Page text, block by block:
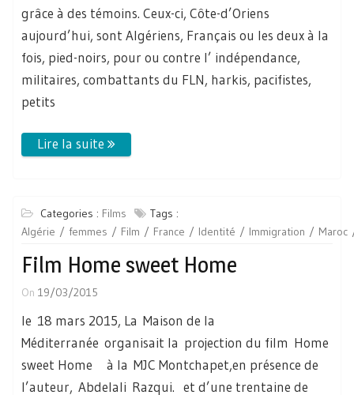
grâce à des témoins. Ceux-ci, Côte-d’Oriens
aujourd’hui, sont Algériens, Français ou les deux à la
fois, pied-noirs, pour ou contre l’ indépendance,
militaires, combattants du FLN, harkis, pacifistes,
petits
Categories : Films
Tags :
Algérie
femmes Film France Identité Immigration Maroc
Film Home sweet Home
On 19/03/2015
le 18 mars 2015, La Maison de la
Méditerranée organisait la projection du film Home
sweet Home à la MJC Montchapet,en présence de
l’auteur, Abdelali Razqui. et d’une trentaine de